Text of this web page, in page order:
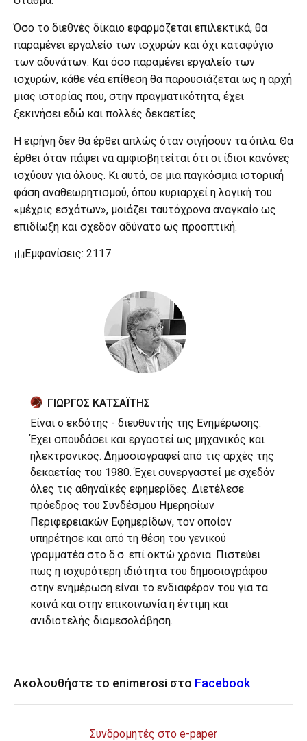
Όσο το διεθνές δίκαιο εφαρμόζεται επιλεκτικά, θα
παραμένει εργαλείο των ισχυρών και όχι καταφύγιο
των αδυνάτων. Και όσο παραμένει εργαλείο των
ισχυρών, κάθε νέα επίθεση θα παρουσιάζεται ως η αρχή
μιας ιστορίας που, στην πραγματικότητα, έχει
ξεκινήσει εδώ και πολλές δεκαετίες.
Η ειρήνη δεν θα έρθει απλώς όταν σιγήσουν τα όπλα. Θα
έρθει όταν πάψει να αμφισβητείται ότι οι ίδιοι κανόνες
ισχύουν για όλους. Κι αυτό, σε μια παγκόσμια ιστορική
φάση αναθεωρητισμού, όπου κυριαρχεί η λογική του
«μέχρις εσχάτων», μοιάζει ταυτόχρονα αναγκαίο ως
επιδίωξη και σχεδόν αδύνατο ως προοπτική.
Εμφανίσεις: 2117
ΓΙΩΡΓΟΣ ΚΑΤΣΑΪΤΗΣ
Είναι ο εκδότης - διευθυντής της Ενημέρωσης.
Έχει σπουδάσει και εργαστεί ως μηχανικός και
ηλεκτρονικός. Δημοσιογραφεί από τις αρχές της
δεκαετίας του 1980. Έχει συνεργαστεί με σχεδόν
όλες τις αθηναϊκές εφημερίδες. Διετέλεσε
πρόεδρος του Συνδέσμου Ημερησίων
Περιφερειακών Εφημερίδων, τον οποίον
υπηρέτησε και από τη θέση του γενικού
γραμματέα στο δ.σ. επί οκτώ χρόνια. Πιστεύει
πως η ισχυρότερη ιδιότητα του δημοσιογράφου
στην ενημέρωση είναι το ενδιαφέρον του για τα
κοινά και στην επικοινωνία η έντιμη και
ανιδιοτελής διαμεσολάβηση.
Ακολουθήστε το enimerosi στο Facebook
Συνδρομητές στο e-paper